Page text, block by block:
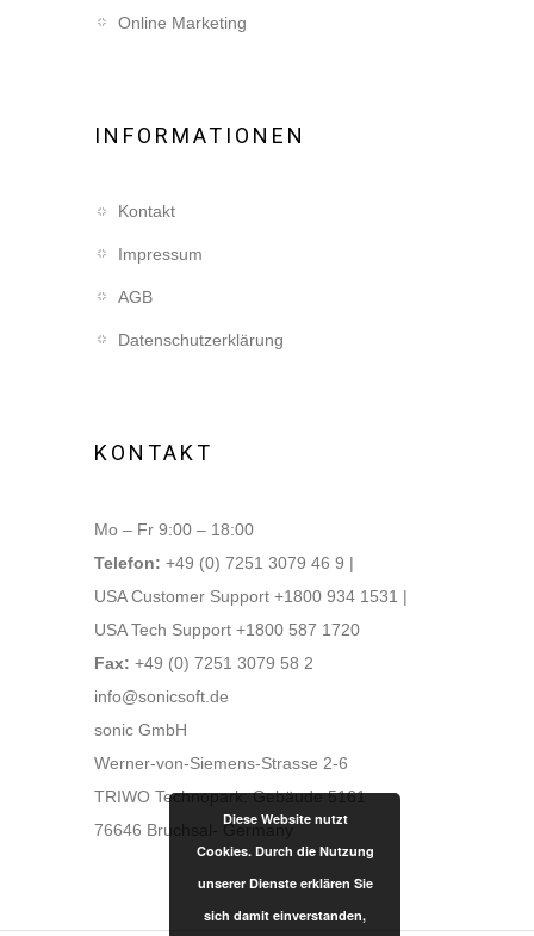
Online Marketing
INFORMATIONEN
Kontakt
Impressum
AGB
Datenschutzerklärung
KONTAKT
Mo – Fr 9:00 – 18:00
Telefon: +49 (0) 7251 3079 46 9 |
USA Customer Support +1800 934 1531 |
USA Tech Support +1800 587 1720
Fax: +49 (0) 7251 3079 58 2
info@sonicsoft.de
sonic GmbH
Werner-von-Siemens-Strasse 2-6
TRIWO Technopark: Gebäude 5161
76646 Bruchsal- Germany
Diese Website nutzt
Cookies. Durch die Nutzung
unserer Dienste erklären Sie
sich damit einverstanden,